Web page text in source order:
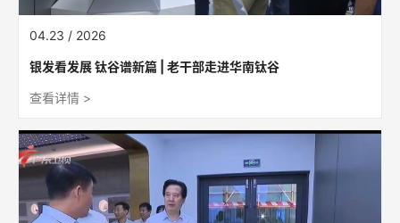
04.23 / 2026
银发看发展 钛谷谱新篇 | 老干部走进华南钛谷
查看详情 >